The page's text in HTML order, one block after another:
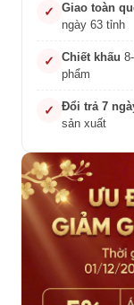
✓ Giao toàn
ngày 63 tỉnh
✓ Chiết khấu
phẩm
✓ Đổi trả 7
sản xuất